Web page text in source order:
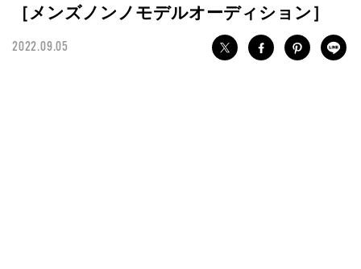
［メンズノンノモデルオーディション］
2022.09.05